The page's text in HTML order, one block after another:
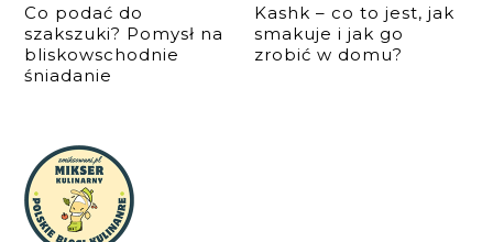
Co podać do
szakszuki? Pomysł na
bliskowschodnie
śniadanie
Kashk – co to jest, jak
smakuje i jak go
zrobić w domu?